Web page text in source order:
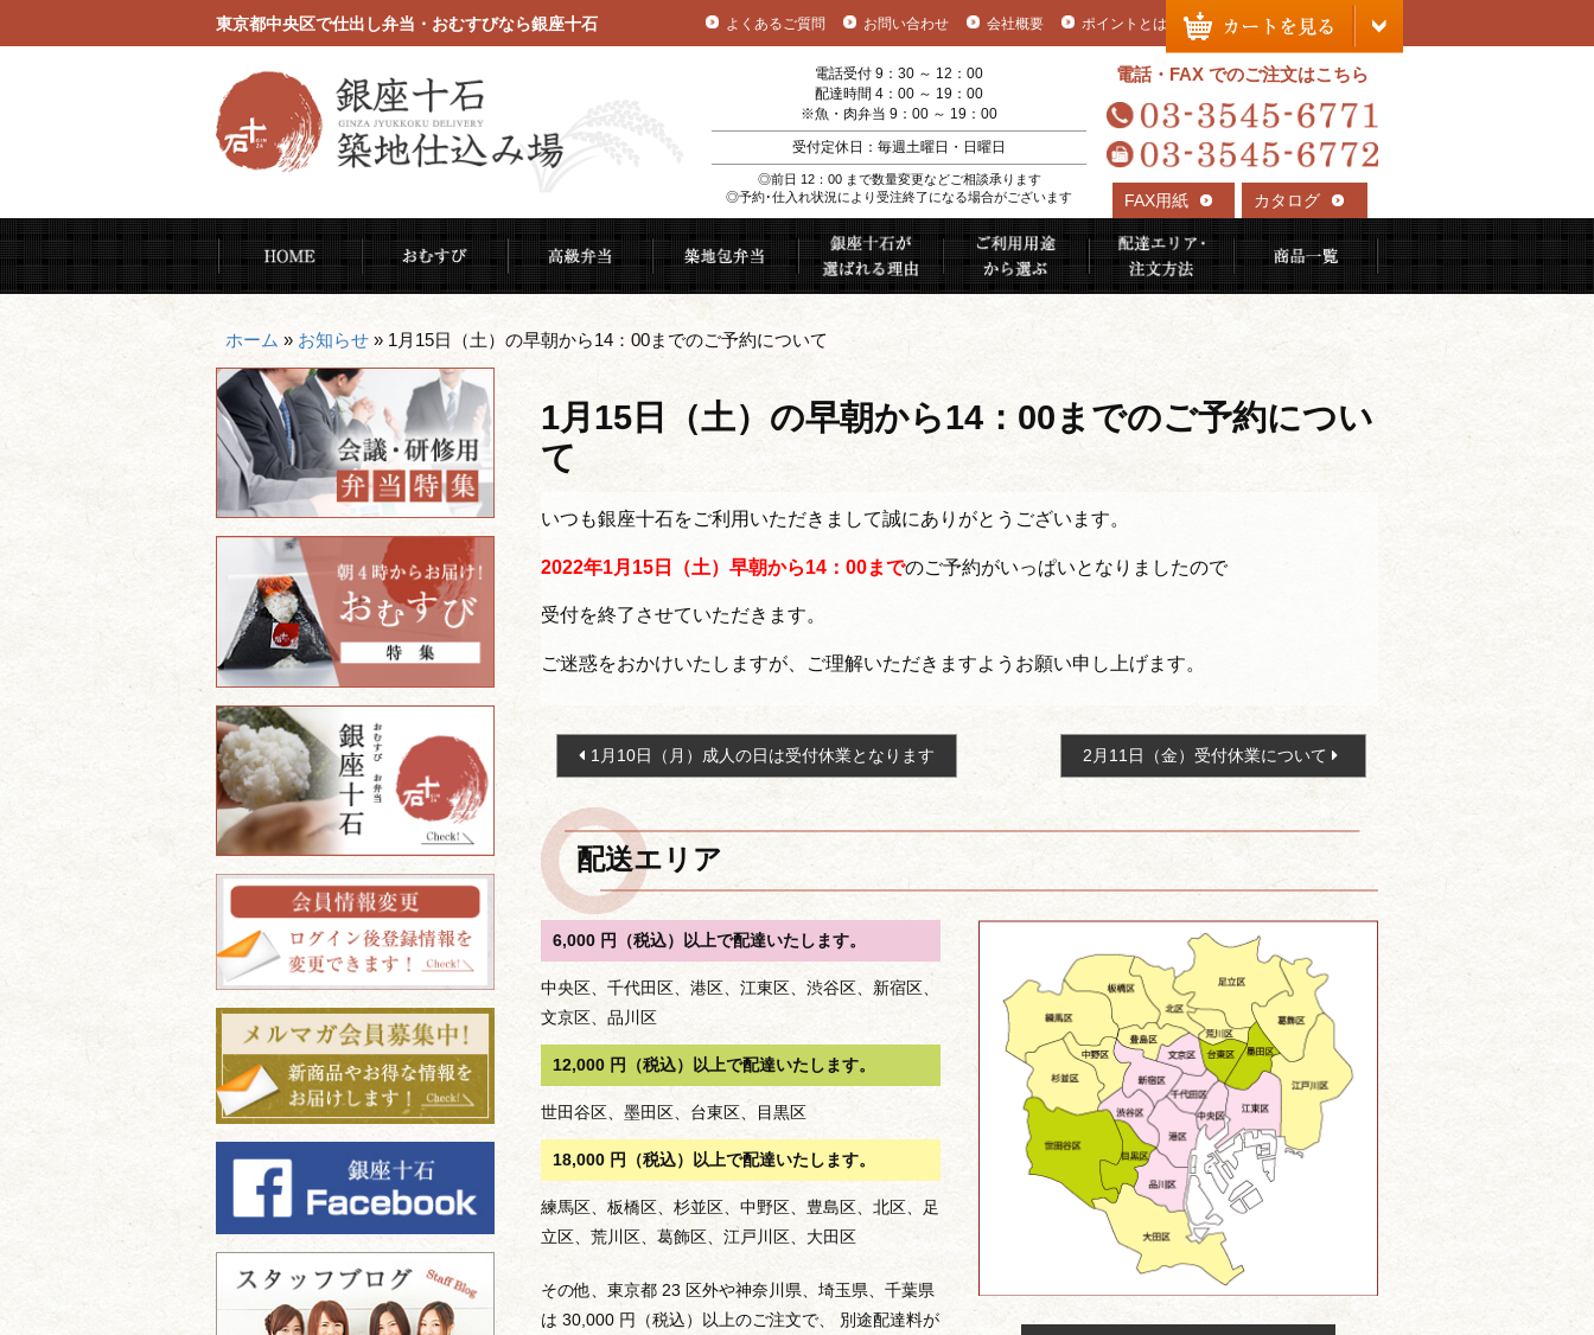
東京都中央区で仕出し弁当・おむすびなら銀座十石 よくあるご質問 お問い合わせ 会社概要 ポイントとは
電話受付 9：30 ～ 12：00
配達時間 4：00 ～ 19：00
※魚・肉弁当 9：00 ～ 19：00
受付定休日：毎週土曜日・日曜日
◎前日 12：00 まで数量変更などご相談承ります
◎予約･仕入れ状況により受注終了になる場合がございます
電話・FAX でのご注文はこちら
FAX用紙
カタログ
ン
テ
HOME おむすび 高級弁当 築地包弁当 銀座十石が選ばれる理由ご利用用途から選ぶ 配達エリア・注文方法商品一覧
ホーム » お知らせ » 1月15日（土）の早朝から14：00までのご予約について
1月15日（土）の早朝から14：00までのご予約につい
て
いつも銀座十石をご利用いただきまして誠にありがとうございます。
2022年1月15日（土）早朝から14：00までのご予約がいっぱいとなりましたので
受付を終了させていただきます。
ご迷惑をおかけいたしますが、ご理解いただきますようお願い申し上げます。
投
稿
ビ
ゲ
ー
シ
ョ
ン
1月10日（月）成人の日は受付休業となります 2月11日（金）受付休業について
配送エリア
6,000 円（税込）以上で配達いたします。
中央区、千代田区、港区、江東区、渋谷区、新宿区、
文京区、品川区
12,000 円（税込）以上で配達いたします。
世田谷区、墨田区、台東区、目黒区
18,000 円（税込）以上で配達いたします。
練馬区、板橋区、杉並区、中野区、豊島区、北区、足
立区、荒川区、葛飾区、江戸川区、大田区
その他、東京都 23 区外や神奈川県、埼玉県、千葉県
は 30,000 円（税込）以上のご注文で、 別途配達料が